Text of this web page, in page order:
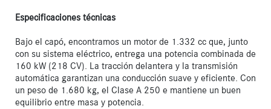
Especificaciones técnicas
Bajo el capó, encontramos un motor de 1.332 cc que, junto
con su sistema eléctrico, entrega una potencia combinada de
160 kW (218 CV). La tracción delantera y la transmisión
automática garantizan una conducción suave y eficiente. Con
un peso de 1.680 kg, el Clase A 250 e mantiene un buen
equilibrio entre masa y potencia.